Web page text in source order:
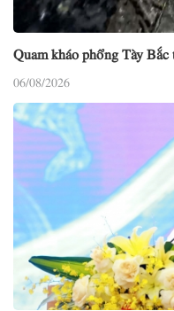
Quam kháo phổng Tày
06/08/2026